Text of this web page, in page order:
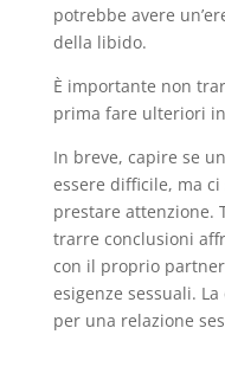
potrebbe avere
della libido.
È importante non
prima fare ulteriori
In breve, capire se
essere difficile, ma
prestare attenzione.
trarre conclusioni
con il proprio
esigenze sessuali.
per una relazione